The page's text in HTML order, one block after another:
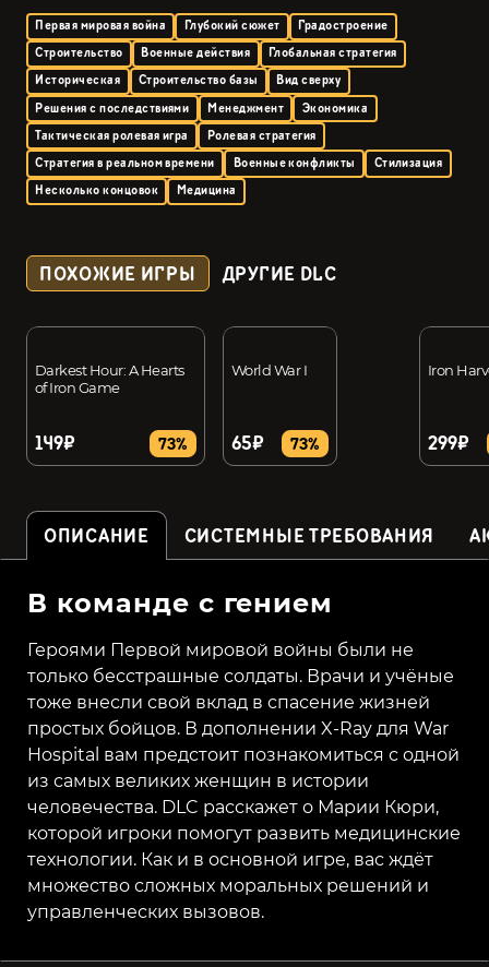
Первая мировая война Глубокий сюжет
Градостроение
Строительство
Военные действия
Глобальная стратегия
Историческая
Строительство базы
Вид сверху
Решения с последствиями
Менеджмент
Экономика
Тактическая ролевая игра
Ролевая стратегия
Стратегия в реальном времени
Военные конфликты
Стилизация
Несколько концовок
Медицина
ПОХОЖИЕ ИГРЫ ДРУГИЕ DLC
Darkest Hour: A Hearts
of Iron Game
149₽ 73%
World War I
65₽ 73%
Iron
299₽
ОПИСАНИЕ СИСТЕМНЫЕ ТРЕБОВАНИЯ
В команде с гением
Героями Первой мировой войны были не
только бесстрашные солдаты. Врачи и учёные
тоже внесли свой вклад в спасение жизней
простых бойцов. В дополнении X-Ray для War
Hospital вам предстоит познакомиться с одной
из самых великих женщин в истории
человечества. DLC расскажет о Марии Кюри,
которой игроки помогут развить медицинские
технологии. Как и в основной игре, вас ждёт
множество сложных моральных решений и
управленческих вызовов.